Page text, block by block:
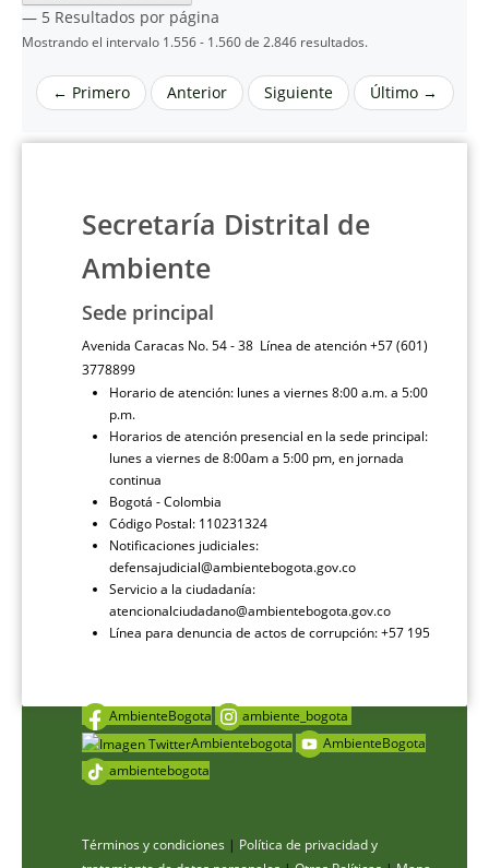
— 5 Resultados por página
Mostrando el intervalo 1.556 - 1.560 de 2.846 resultados.
← Primero Anterior Siguiente Último →
Secretaría Distrital de
Ambiente
Sede principal
Avenida Caracas No. 54 - 38 Línea de atención +57 (601)
3778899
Horario de atención: lunes a viernes 8:00 a.m. a 5:00
p.m.
Horarios de atención presencial en la sede principal:
lunes a viernes de 8:00am a 5:00 pm, en jornada
continua
Bogotá - Colombia
Código Postal: 110231324
Notificaciones judiciales:
defensajudicial@ambientebogota.gov.co
Servicio a la ciudadanía:
atencionalciudadano@ambientebogota.gov.co
Línea para denuncia de actos de corrupción: +57 195
AmbienteBogota
ambiente_bogota
Ambientebogota
AmbienteBogota
ambientebogota
Términos y condiciones | Política de privacidad y